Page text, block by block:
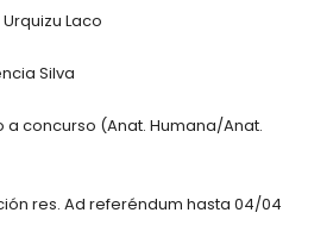
Urquizu Laco
Silva
a concurso (Anat. Humana/Anat.
res. Ad referéndum hasta 04/04